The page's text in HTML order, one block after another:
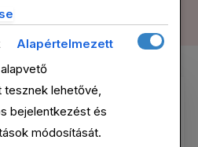
Down
információt alább
tárolásra, mivel
alapvető
sütik a GDPR értelmében
Harmadik féltől
a weboldal
Alapértelmezett
lehetővé,
bejelentkezést és
módosítását.